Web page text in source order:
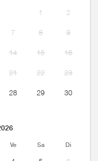
1 2
7 8 9
14 15 16
21 22 23
28 29 30
Ve Sa Di